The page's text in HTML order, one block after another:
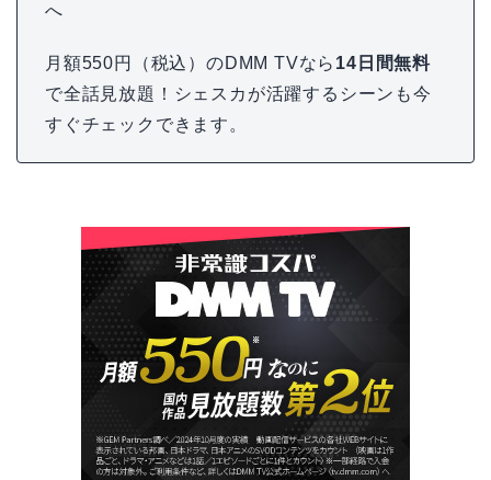
へ
月額550円（税込）のDMM TVなら 14日間無料
で全話見放題！シェスカが活躍するシーンも今
すぐチェックできます。